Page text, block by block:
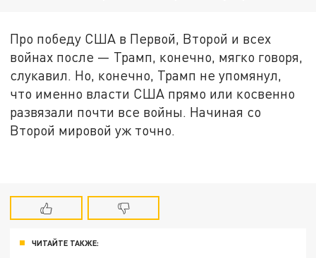
Про победу США в Первой, Второй и всех
войнах после — Трамп, конечно, мягко говоря,
слукавил. Но, конечно, Трамп не упомянул,
что именно власти США прямо или косвенно
развязали почти все войны. Начиная со
Второй мировой уж точно.
ЧИТАЙТЕ ТАКЖЕ: